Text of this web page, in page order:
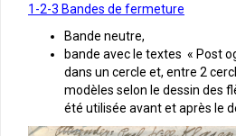
1-2-3 Bandes de fermeture
Bande neutre,
bande avec le textes « Post
dans un cercle et, entre 2
modèles selon le dessin des
été utilisée avant et après le